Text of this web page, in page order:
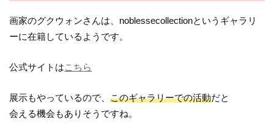
画家のグクウォンさんは、noblessecollectionというギャラリ
ーに在籍しているようです。
公式サイトはこちら
展示もやっているので、このギャラリーでの活動だと
会える機会もありそうですね。